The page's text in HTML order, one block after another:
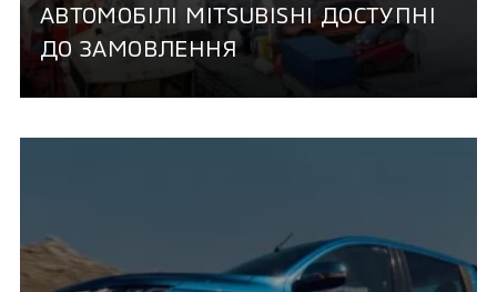
АВТОМОБІЛІ MITSUBISHI ДОСТУПНІ
ДО ЗАМОВЛЕННЯ